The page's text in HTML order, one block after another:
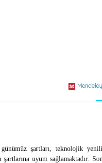
Mendeley
şartları, teknolojik
uyum sağlamaktadır.